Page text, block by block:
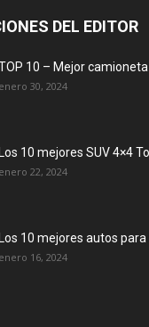
DEL EDITOR
10 – Mejor
enero 30, 2024
10 mejores SUV 4×4
enero 22, 2024
10 mejores autos
enero 16, 2024